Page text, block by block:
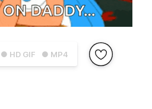
● HD GIF ● MP4